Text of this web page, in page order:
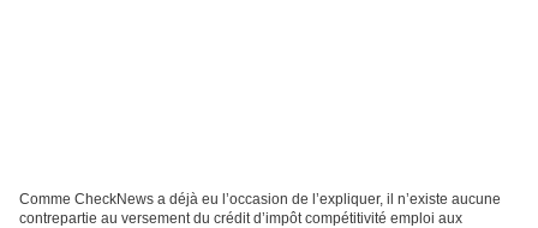
Comme CheckNews a déjà eu l’occasion de l’expliquer, il n’existe aucune
contrepartie au versement du crédit d’impôt compétitivité emploi aux